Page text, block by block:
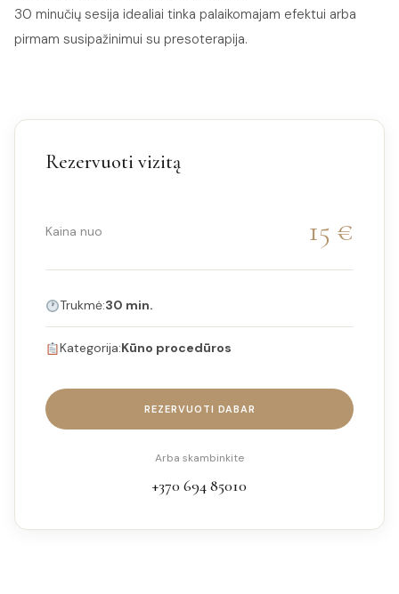
30 minučių sesija idealiai tinka palaikomajam efektui arba
pirmam susipažinimui su presoterapija.
Rezervuoti vizitą
Kaina nuo 15 €
Trukmė:30 min.
Kategorija:Kūno procedūros
REZERVUOTI DABAR
Arba skambinkite
+370 694 85010